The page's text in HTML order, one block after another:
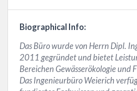
Biographical Info:
Das Büro wurde von Herrn Dipl.
2011 gegründet und bietet
Bereichen Gewässerökologie und
Das Ingenieurbüro Weierich